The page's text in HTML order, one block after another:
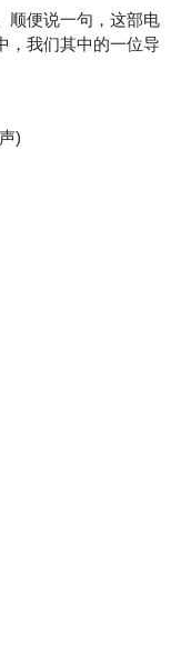
顺便说一句，这部电
，我们其中的一位导
)